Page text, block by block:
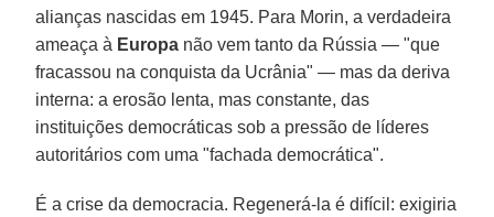
alianças nascidas em 1945. Para Morin, a verdadeira
ameaça à Europa não vem tanto da Rússia — "que
fracassou na conquista da Ucrânia" — mas da deriva
interna: a erosão lenta, mas constante, das
instituições democráticas sob a pressão de líderes
autoritários com uma "fachada democrática".
É a crise da democracia. Regenerá-la é difícil: exigiria